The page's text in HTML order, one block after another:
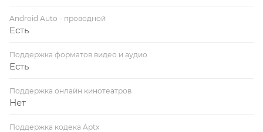
Android Auto - проводной
Есть
Поддержка форматов видео и аудио
Есть
Поддержка онлайн кинотеатров
Нет
Поддержка кодека Aptx